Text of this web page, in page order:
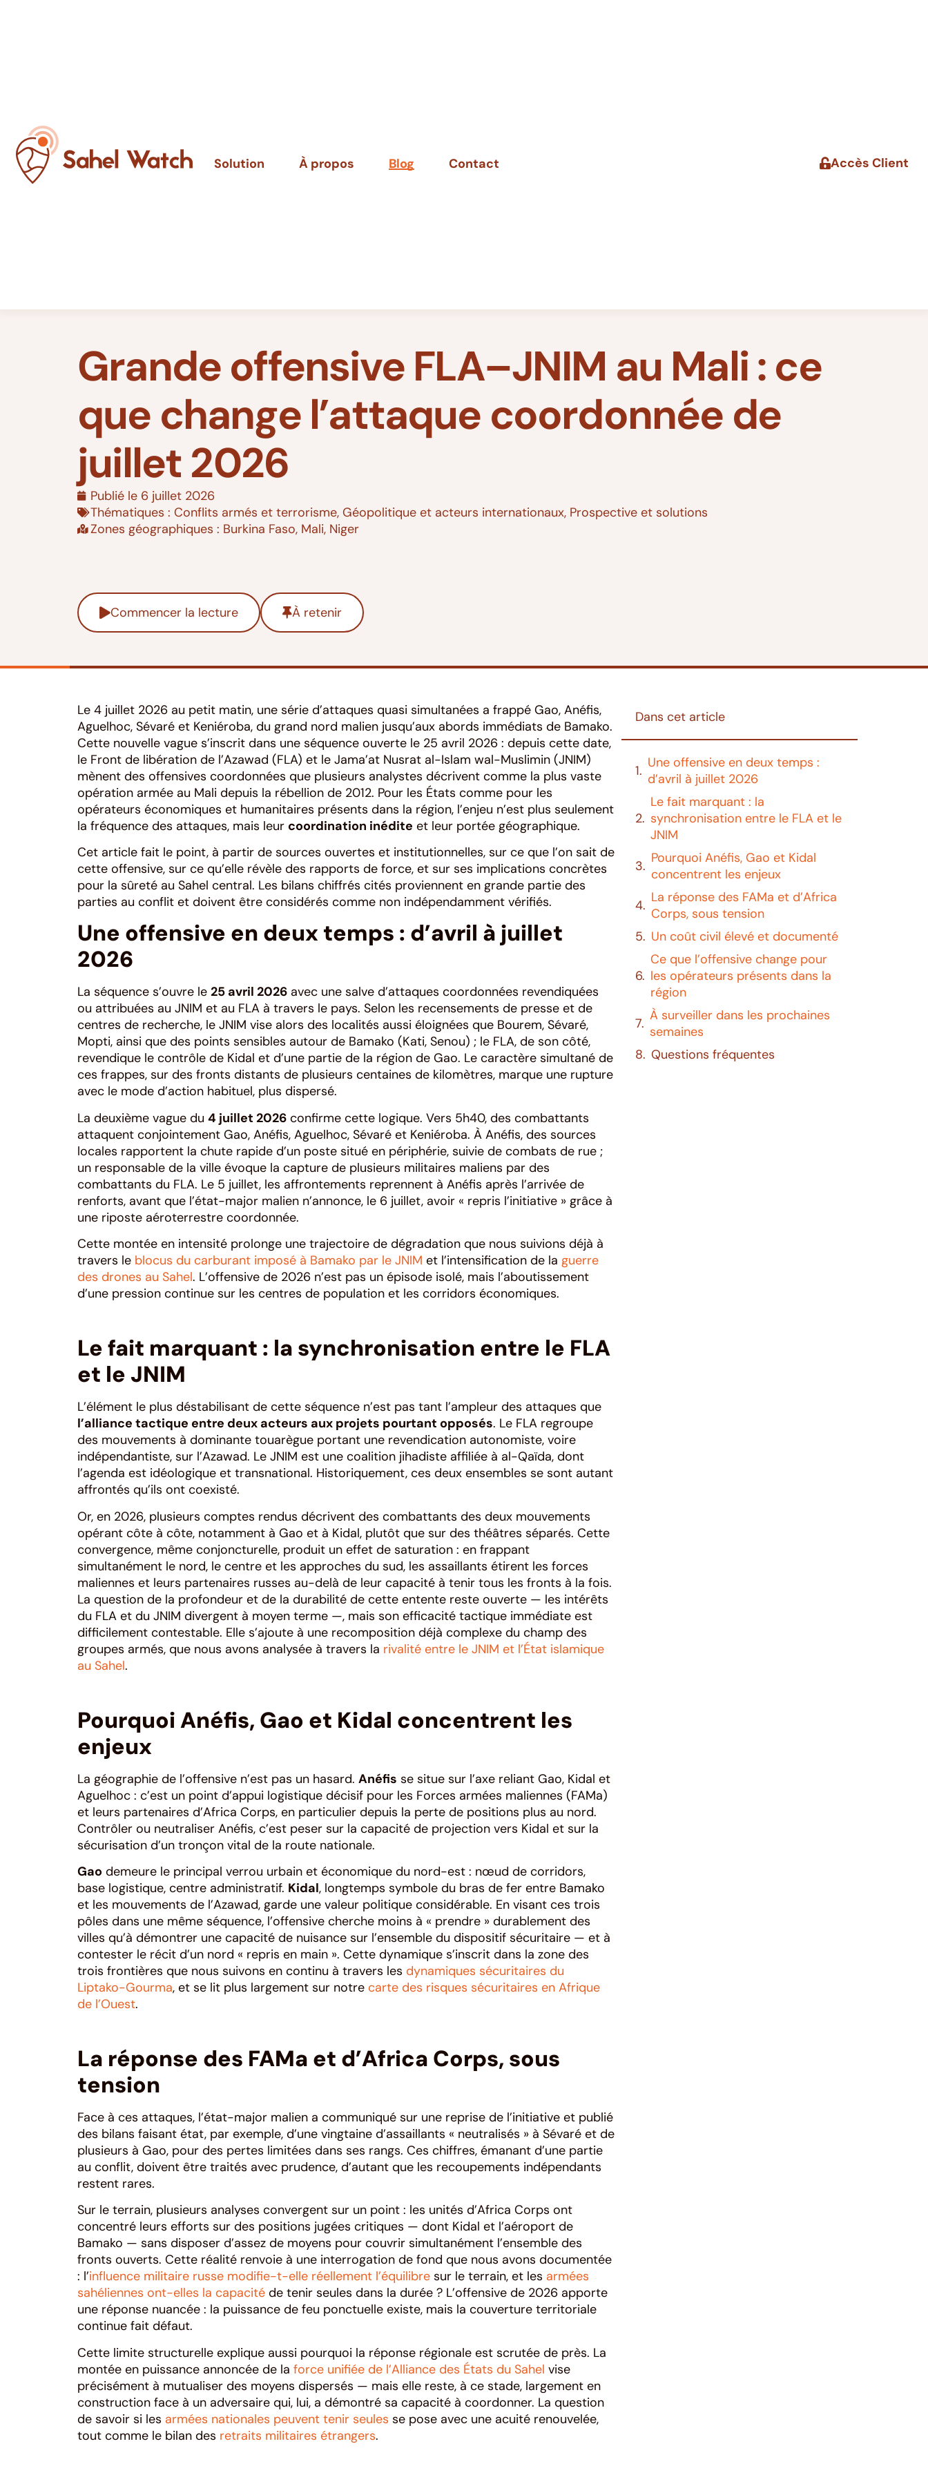
Solution À propos Blog Contact Accès Client
Grande offensive FLA–JNIM au Mali : ce
que change l’attaque coordonnée de
juillet 2026
Publié le 6 juillet 2026
Thématiques : Conflits armés et terrorisme, Géopolitique et acteurs internationaux, Prospective et solutions
Zones géographiques : Burkina Faso, Mali, Niger
Commencer la lecture À retenir
Le 4 juillet 2026 au petit matin, une série d’attaques quasi simultanées a frappé Gao, Anéfis,
Aguelhoc, Sévaré et Keniéroba, du grand nord malien jusqu’aux abords immédiats de Bamako.
Cette nouvelle vague s’inscrit dans une séquence ouverte le 25 avril 2026 : depuis cette date,
le Front de libération de l’Azawad (FLA) et le Jama’at Nusrat al-Islam wal-Muslimin (JNIM)
mènent des offensives coordonnées que plusieurs analystes décrivent comme la plus vaste
opération armée au Mali depuis la rébellion de 2012. Pour les États comme pour les
opérateurs économiques et humanitaires présents dans la région, l’enjeu n’est plus seulement
la fréquence des attaques, mais leur coordination inédite et leur portée géographique.
Cet article fait le point, à partir de sources ouvertes et institutionnelles, sur ce que l’on sait de
cette offensive, sur ce qu’elle révèle des rapports de force, et sur ses implications concrètes
pour la sûreté au Sahel central. Les bilans chiffrés cités proviennent en grande partie des
parties au conflit et doivent être considérés comme non indépendamment vérifiés.
Une offensive en deux temps : d’avril à juillet
2026
La séquence s’ouvre le 25 avril 2026 avec une salve d’attaques coordonnées revendiquées
ou attribuées au JNIM et au FLA à travers le pays. Selon les recensements de presse et de
centres de recherche, le JNIM vise alors des localités aussi éloignées que Bourem, Sévaré,
Mopti, ainsi que des points sensibles autour de Bamako (Kati, Senou) ; le FLA, de son côté,
revendique le contrôle de Kidal et d’une partie de la région de Gao. Le caractère simultané de
ces frappes, sur des fronts distants de plusieurs centaines de kilomètres, marque une rupture
avec le mode d’action habituel, plus dispersé.
La deuxième vague du 4 juillet 2026 confirme cette logique. Vers 5h40, des combattants
attaquent conjointement Gao, Anéfis, Aguelhoc, Sévaré et Keniéroba. À Anéfis, des sources
locales rapportent la chute rapide d’un poste situé en périphérie, suivie de combats de rue ;
un responsable de la ville évoque la capture de plusieurs militaires maliens par des
combattants du FLA. Le 5 juillet, les affrontements reprennent à Anéfis après l’arrivée de
renforts, avant que l’état-major malien n’annonce, le 6 juillet, avoir « repris l’initiative » grâce à
une riposte aéroterrestre coordonnée.
Cette montée en intensité prolonge une trajectoire de dégradation que nous suivions déjà à
travers le blocus du carburant imposé à Bamako par le JNIM et l’intensification de la guerre
des drones au Sahel. L’offensive de 2026 n’est pas un épisode isolé, mais l’aboutissement
d’une pression continue sur les centres de population et les corridors économiques.
Le fait marquant : la synchronisation entre le FLA
et le JNIM
L’élément le plus déstabilisant de cette séquence n’est pas tant l’ampleur des attaques que
l’alliance tactique entre deux acteurs aux projets pourtant opposés. Le FLA regroupe
des mouvements à dominante touarègue portant une revendication autonomiste, voire
indépendantiste, sur l’Azawad. Le JNIM est une coalition jihadiste affiliée à al-Qaïda, dont
l’agenda est idéologique et transnational. Historiquement, ces deux ensembles se sont autant
affrontés qu’ils ont coexisté.
Or, en 2026, plusieurs comptes rendus décrivent des combattants des deux mouvements
opérant côte à côte, notamment à Gao et à Kidal, plutôt que sur des théâtres séparés. Cette
convergence, même conjoncturelle, produit un effet de saturation : en frappant
simultanément le nord, le centre et les approches du sud, les assaillants étirent les forces
maliennes et leurs partenaires russes au-delà de leur capacité à tenir tous les fronts à la fois.
La question de la profondeur et de la durabilité de cette entente reste ouverte — les intérêts
du FLA et du JNIM divergent à moyen terme —, mais son efficacité tactique immédiate est
difficilement contestable. Elle s’ajoute à une recomposition déjà complexe du champ des
groupes armés, que nous avons analysée à travers la rivalité entre le JNIM et l’État islamique
au Sahel.
Pourquoi Anéfis, Gao et Kidal concentrent les
enjeux
La géographie de l’offensive n’est pas un hasard. Anéfis se situe sur l’axe reliant Gao, Kidal et
Aguelhoc : c’est un point d’appui logistique décisif pour les Forces armées maliennes (FAMa)
et leurs partenaires d’Africa Corps, en particulier depuis la perte de positions plus au nord.
Contrôler ou neutraliser Anéfis, c’est peser sur la capacité de projection vers Kidal et sur la
sécurisation d’un tronçon vital de la route nationale.
Gao demeure le principal verrou urbain et économique du nord-est : nœud de corridors,
base logistique, centre administratif. Kidal, longtemps symbole du bras de fer entre Bamako
et les mouvements de l’Azawad, garde une valeur politique considérable. En visant ces trois
pôles dans une même séquence, l’offensive cherche moins à « prendre » durablement des
villes qu’à démontrer une capacité de nuisance sur l’ensemble du dispositif sécuritaire — et à
contester le récit d’un nord « repris en main ». Cette dynamique s’inscrit dans la zone des
trois frontières que nous suivons en continu à travers les dynamiques sécuritaires du
Liptako-Gourma, et se lit plus largement sur notre carte des risques sécuritaires en Afrique
de l’Ouest.
La réponse des FAMa et d’Africa Corps, sous
tension
Face à ces attaques, l’état-major malien a communiqué sur une reprise de l’initiative et publié
des bilans faisant état, par exemple, d’une vingtaine d’assaillants « neutralisés » à Sévaré et de
plusieurs à Gao, pour des pertes limitées dans ses rangs. Ces chiffres, émanant d’une partie
au conflit, doivent être traités avec prudence, d’autant que les recoupements indépendants
restent rares.
Sur le terrain, plusieurs analyses convergent sur un point : les unités d’Africa Corps ont
concentré leurs efforts sur des positions jugées critiques — dont Kidal et l’aéroport de
Bamako — sans disposer d’assez de moyens pour couvrir simultanément l’ensemble des
fronts ouverts. Cette réalité renvoie à une interrogation de fond que nous avons documentée
: l’influence militaire russe modifie-t-elle réellement l’équilibre sur le terrain, et les armées
sahéliennes ont-elles la capacité de tenir seules dans la durée ? L’offensive de 2026 apporte
une réponse nuancée : la puissance de feu ponctuelle existe, mais la couverture territoriale
continue fait défaut.
Cette limite structurelle explique aussi pourquoi la réponse régionale est scrutée de près. La
montée en puissance annoncée de la force unifiée de l’Alliance des États du Sahel vise
précisément à mutualiser des moyens dispersés — mais elle reste, à ce stade, largement en
construction face à un adversaire qui, lui, a démontré sa capacité à coordonner. La question
de savoir si les armées nationales peuvent tenir seules se pose avec une acuité renouvelée,
tout comme le bilan des retraits militaires étrangers.
Dans cet article
Une offensive en deux temps :
d’avril à juillet 2026
Le fait marquant : la
synchronisation entre le FLA et le
JNIM
Pourquoi Anéfis, Gao et Kidal
concentrent les enjeux
La réponse des FAMa et d’Africa
Corps, sous tension
Un coût civil élevé et documenté
Ce que l’offensive change pour
les opérateurs présents dans la
région
À surveiller dans les prochaines
semaines
Questions fréquentes